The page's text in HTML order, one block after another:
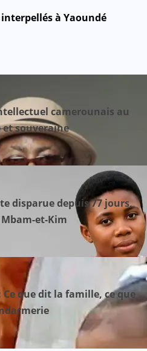
à Yaoundé
camerounais au
et souveraine
disparue depuis 77 jours,
et-Kim
Ce que dit la famille, ce que